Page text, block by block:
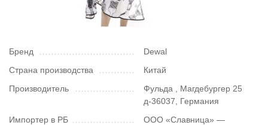
Бренд
Dewal
Страна производства
Китай
Производитель
Фульда , Магдебургер 25
д-36037, Германия
Импортер в РБ
ООО «Славница» —